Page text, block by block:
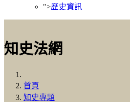
">歷史資訊
知史法網
首頁
知史專題